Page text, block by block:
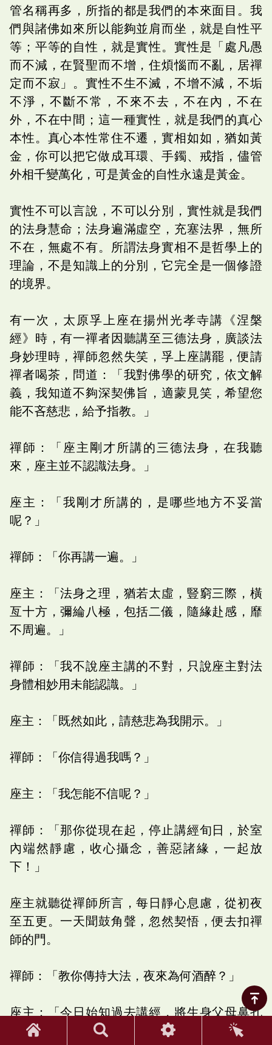
管名稱再多，所指的都是我們的本來面目。我
們與諸佛如來所以能夠並肩而坐，就是自性平
等；平等的自性，就是實性。實性是「處凡愚
而不減，在賢聖而不增，住煩惱而不亂，居禪
定而不寂」。實性不生不滅，不增不減，不垢
不淨，不斷不常，不來不去，不在內，不在
外，不在中間；這一種實性，就是我們的真心
本性。真心本性常住不遷，實相如如，猶如黃
金，你可以把它做成耳環、手鐲、戒指，儘管
外相千變萬化，可是黃金的自性永遠是黃金。
實性不可以言說，不可以分別，實性就是我們
的法身慧命；法身遍滿虛空，充塞法界，無所
不在，無處不有。所謂法身實相不是哲學上的
理論，不是知識上的分別，它完全是一個修證
的境界。
有一次，太原孚上座在揚州光孝寺講《涅槃
經》時，有一禪者因聽講至三德法身，廣談法
身妙理時，禪師忽然失笑，孚上座講罷，便請
禪者喝茶，問道：「我對佛學的研究，依文解
義，我知道不夠深契佛旨，適蒙見笑，希望您
能不吝慈悲，給予指教。」
禪師：「座主剛才所講的三德法身，在我聽
來，座主並不認識法身。」
座主：「我剛才所講的，是哪些地方不妥當
呢？」
禪師：「你再講一遍。」
座主：「法身之理，猶若太虛，豎窮三際，橫
亙十方，彌綸八極，包括二儀，隨緣赴感，靡
不周遍。」
禪師：「我不說座主講的不對，只說座主對法
身體相妙用未能認識。」
座主：「既然如此，請慈悲為我開示。」
禪師：「你信得過我嗎？」
座主：「我怎能不信呢？」
禪師：「那你從現在起，停止講經旬日，於室
內端然靜慮，收心攝念，善惡諸緣，一起放
下！」
座主就聽從禪師所言，每日靜心息慮，從初夜
至五更。一天聞鼓角聲，忽然契悟，便去扣禪
師的門。
禪師：「教你傳持大法，夜來為何酒醉？」
座主：「今日始知過去講經，將生身父母鼻孔
扭捏太緊，致使不能任性逍遙，從今以後不敢